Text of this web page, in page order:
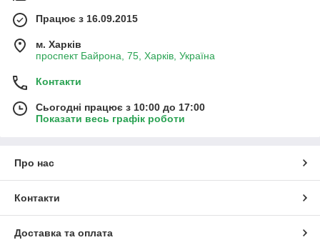
Працює з 16.09.2015
м. Харків
проспект Байрона, 75, Харків, Україна
Контакти
Сьогодні працює з 10:00 до 17:00
Показати весь графік роботи
Про нас
Контакти
Доставка та оплата